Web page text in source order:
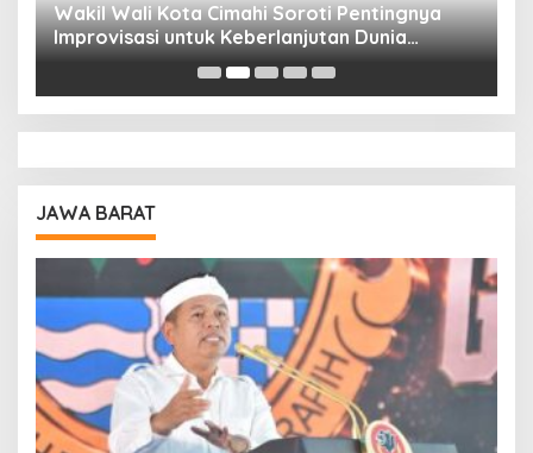
Wakil Wali Kota Cimahi Soroti Pentingnya
Improvisasi untuk Keberlanjutan Dunia
Pendidikan
JAWA BARAT